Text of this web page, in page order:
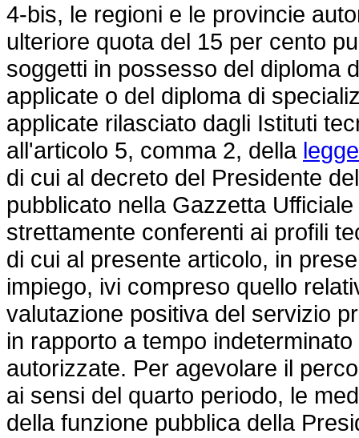
4-bis, le regioni e le provincie
ulteriore quota del 15 per cento
soggetti in possesso del diploma
applicate o del diploma di
applicate rilasciato dagli Istituti
all'articolo 5, comma 2, della
di cui al decreto del Presidente
pubblicato nella Gazzetta
strettamente conferenti ai profili
di cui al presente articolo, in
impiego, ivi compreso quello
valutazione positiva del servizio
in rapporto a tempo
autorizzate. Per agevolare il
ai sensi del quarto periodo, le
della funzione pubblica della